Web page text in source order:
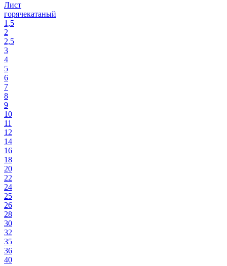
Лист
горячекатаный
1,5
2
2,5
3
4
5
6
7
8
9
10
11
12
14
16
18
20
22
24
25
26
28
30
32
35
36
40